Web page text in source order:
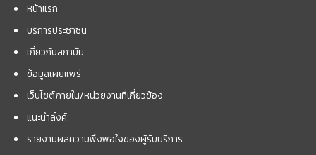
หน้าแรก
บริการประชาชน
เกี่ยวกับสถาบัน
ข้อมูลเผยแพร่
เว็บไซต์ภายใน/หน่วยงานที่เกี่ยวข้อง
แนะนำลิ้งค์
รายงานผลความพึงพอใจของผู้รับบริการ